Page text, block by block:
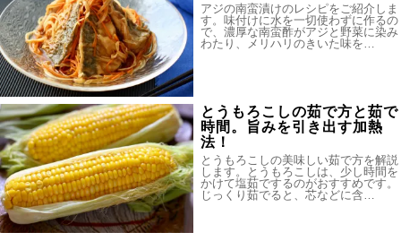
アジの南蛮漬けのレシピをご紹介しま
す。味付けに水を一切使わずに作るの
で、濃厚な南蛮酢がアジと野菜に染み
わたり、メリハリのきいた味を…
とうもろこしの茹で方と茹で
時間。旨みを引き出す加熱
法！
とうもろこしの美味しい茹で方を解説
します。とうもろこしは、少し時間を
かけて塩茹でするのがおすすめです。
じっくり茹でると、芯などに含…